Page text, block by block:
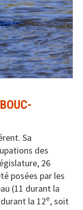
Sa
des
26
posées par les
(11 durant la
la 12e, soit